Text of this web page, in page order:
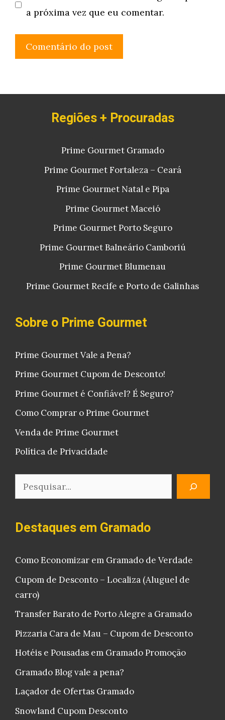
a próxima vez que eu comentar.
Regiões + Procuradas
Prime Gourmet Gramado
Prime Gourmet Fortaleza – Ceará
Prime Gourmet Natal e Pipa
Prime Gourmet Maceió
Prime Gourmet Porto Seguro
Prime Gourmet Balneário Camboriú
Prime Gourmet Blumenau
Prime Gourmet Recife e Porto de Galinhas
Sobre o Prime Gourmet
Prime Gourmet Vale a Pena?
Prime Gourmet Cupom de Desconto!
Prime Gourmet é Confiável? É Seguro?
Como Comprar o Prime Gourmet
Venda de Prime Gourmet
Política de Privacidade
Pesquisar
Destaques em Gramado
Como Economizar em Gramado de Verdade
Cupom de Desconto – Localiza (Aluguel de
carro)
Transfer Barato de Porto Alegre a Gramado
Pizzaria Cara de Mau – Cupom de Desconto
Hotéis e Pousadas em Gramado Promoção
Gramado Blog vale a pena?
Laçador de Ofertas Gramado
Snowland Cupom Desconto